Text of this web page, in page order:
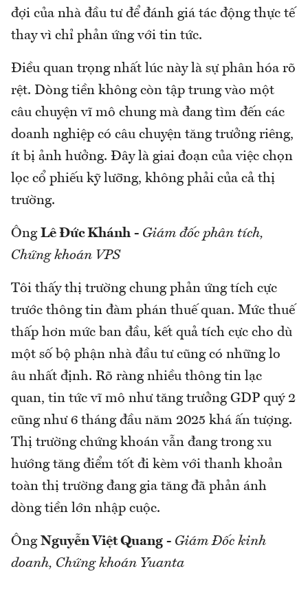
đợi của nhà đầu tư để đánh giá tác động thực tế
thay vì chỉ phản ứng với tin tức.
Điều quan trọng nhất lúc này là sự phân hóa rõ
rệt. Dòng tiền không còn tập trung vào một
câu chuyện vĩ mô chung mà đang tìm đến các
doanh nghiệp có câu chuyện tăng trưởng riêng,
ít bị ảnh hưởng. Đây là giai đoạn của việc chọn
lọc cổ phiếu kỹ lưỡng, không phải của cả thị
trường.
Ông Lê Đức Khánh - Giám đốc phân tích,
Chứng khoán VPS
Tôi thấy thị trường chung phản ứng tích cực
trước thông tin đàm phán thuế quan. Mức thuế
thấp hơn mức ban đầu, kết quả tích cực cho dù
một số bộ phận nhà đầu tư cũng có những lo
âu nhất định. Rõ ràng nhiều thông tin lạc
quan, tin tức vĩ mô như tăng trưởng GDP quý 2
cũng như 6 tháng đầu năm 2025 khá ấn tượng.
Thị trường chứng khoán vẫn đang trong xu
hướng tăng điểm tốt đi kèm với thanh khoản
toàn thị trường đang gia tăng đã phản ánh
dòng tiền lớn nhập cuộc.
Ông Nguyễn Việt Quang - Giám Đốc kinh
doanh, Chứng khoán Yuanta